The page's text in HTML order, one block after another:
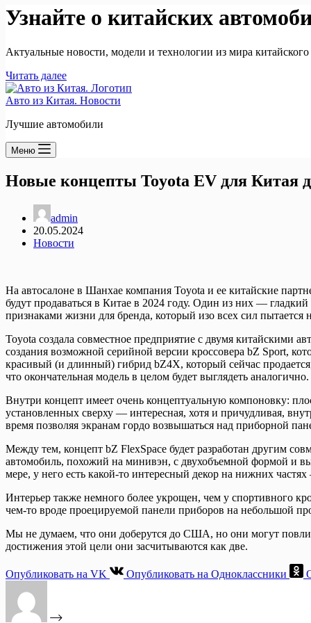
Узнайте о китайских
Актуальные новости, модели и технологии из мира
Читать далее
Авто из Китая. Новости
Лучшие автомобили
Меню
Новые концепты Toyota EV для Китая
admin
20.05.2024
Новости
На автосалоне в Шанхае компания Toyota и ее китайские
будут продаваться в Китае в 2024 году. Один из них —
признаками жизни для бренда, который изо всех сил
Toyota создала совместное предприятие с двумя китайскими
создания возможной серийной версии кроссовера bZ Sport,
красивый (и длинный) гибрид bZ4X, который сейчас
что окончательная модель в целом будет выглядеть аналогично.
Внутри концепт имеет очень концептуальную компоновку:
установленных сверху — интересная, хотя и причудливая,
время позволяя экранам гордо возвышаться над приборной
Между тем, концепт bZ FlexSpace будет разработан другим
автомобиль, похожий на минивэн, с двухобъемной формой и
мере, у него есть какой-то интересный декор на нижних
Интерьер также немного более укрощен, чем у спортивного
чем-то вроде проецируемой панели приборов на небольшой
Мы не думаем, что они доберутся до США, но они могут
достижения этой цели они засчитываются как две.
Опубликовать на VK Опубликовать на Одноклассники